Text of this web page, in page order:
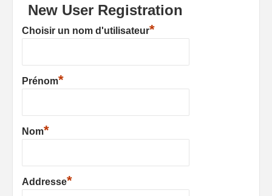
New User Registration
Choisir un nom d'utilisateur*
Prénom*
Nom*
Addresse*